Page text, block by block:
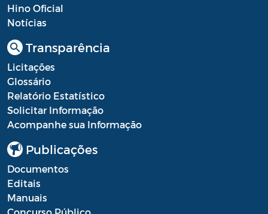
Hino Oficial
Notícias
Transparência
Licitações
Glossário
Relatório Estatístico
Solicitar Informação
Acompanhe sua Informação
Publicações
Documentos
Editais
Manuais